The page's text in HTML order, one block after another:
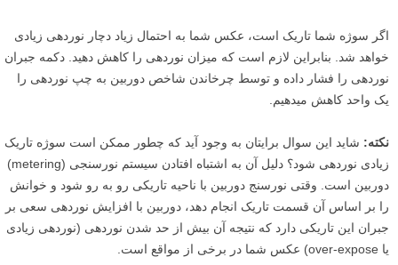
اگر سوژه­ شما تاریک است، عکس شما به احتمال زیاد دچار نوردهی زیادی
خواهد شد. بنابراین لازم است که میزان نوردهی را کاهش دهید. دکمه جبران
نوردهی را فشار داده و توسط چرخاندن شاخص دوربین به چپ نوردهی را
یک واحد کاهش می­دهیم.
نکته: شاید این سوال برایتان به وجود آید که چطور ممکن است سوژه تاریک
زیادی نوردهی شود؟ دلیل آن به اشتباه افتادن سیستم نورسنجی (metering)
دوربین است. وقتی نورسنج دوربین با ناحیه تاریکی رو به رو شود و خوانش
را بر اساس آن قسمت تاریک انجام دهد، دوربین با افزایش نوردهی سعی بر
جبران این تاریکی دارد که نتیجه آن بیش از حد شدن نوردهی (نوردهی زیادی
یا over-expose) عکس شما در برخی از مواقع است.